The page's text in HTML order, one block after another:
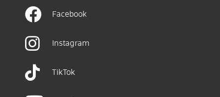
Facebook
Instagram
TikTok